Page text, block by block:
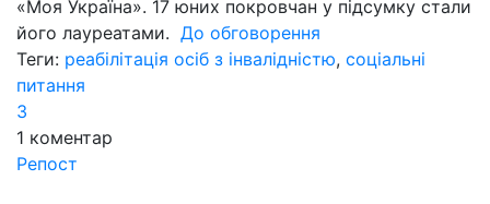
«Моя Україна». 17 юних покровчан у підсумку стали
його лауреатами. До обговорення
Теги: реабілітація осіб з інвалідністю, соціальні
питання
3
1 коментар
Репост